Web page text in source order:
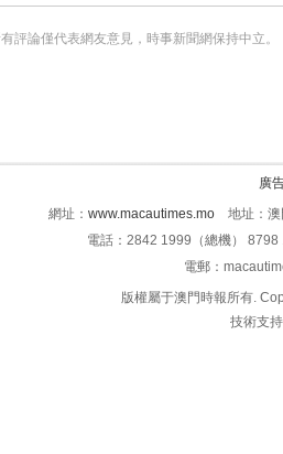
評論僅代表網友意見，時事新聞網保持中立。
廣
網址： www.macautimes.mo 地址：澳
電話：2842 1999（總機）
電郵：
版權屬于澳門時報所有.
技術支